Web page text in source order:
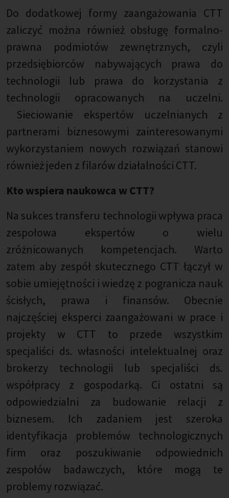
Do dodatkowej formy zaangażowania CTT
zaliczyć można również obsługę formalno-
prawna podmiotów zewnętrznych, czyli
przedsiębiorców nabywających prawa do
technologii lub prawa do korzystania z
technologii opracowanych na uczelni.
Sieciowanie ekspertów uczelnianych z
partnerami biznesowymi zainteresowanymi
wykorzystaniem nowych rozwiązań stanowi
również jeden z filarów działalności CTT.
Kto wspiera naukowca w CTT?
Na sukces transferu technologii wpływa praca
zespołowa ekspertów o wielu
zróżnicowanych kompetencjach. Warto
zatem aby zespół skutecznego CTT łączył w
sobie umiejętności i wiedzę z pogranicza nauk
ścisłych, prawa i finansów. Obecnie
najczęściej eksperci zaangażowani w prace i
projekty w CTT to przede wszystkim
specjaliści ds. własności intelektualnej oraz
brokerzy technologii lub specjaliści ds.
współpracy z gospodarką. Ci ostatni są
odpowiedzialni za budowanie relacji z
biznesem. Ich zadaniem jest szeroka
identyfikacja problemów technologicznych
firm oraz poszukiwanie odpowiednich
zespołów badawczych, które mogą te
problemy rozwiązać.